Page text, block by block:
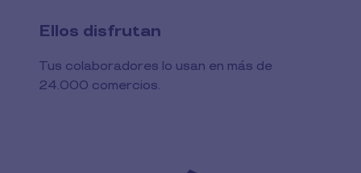
Ellos disfrutan
Tus colaboradores lo usan en más de
24.000 comercios.